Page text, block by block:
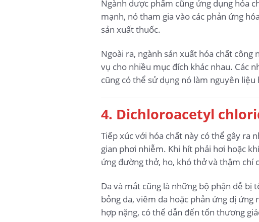
Ngành dược phẩm cũng ứng dụng hóa
mạnh, nó tham gia vào các phản ứng
sản xuất thuốc.
Ngoài ra, ngành sản xuất hóa chất
vụ cho nhiều mục đích khác nhau. Các
cũng có thể sử dụng nó làm nguyên
4. Dichloroacetyl
Tiếp xúc với hóa chất này có thể gây ra
gian phơi nhiễm. Khi hít phải hơi hoặc
ứng đường thở, ho, khó thở và thậm chí
Da và mắt cũng là những bộ phận dễ
bỏng da, viêm da hoặc phản ứng dị
hợp nặng, có thể dẫn đến tổn thương